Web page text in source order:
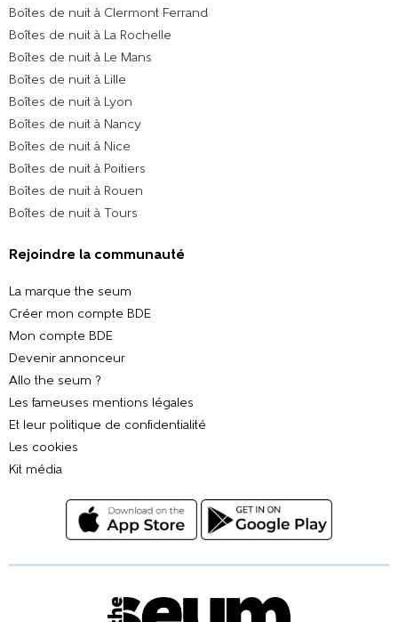
Boîtes de nuit à Clermont Ferrand
Boîtes de nuit à La Rochelle
Boîtes de nuit à Le Mans
Boîtes de nuit à Lille
Boîtes de nuit à Lyon
Boîtes de nuit à Nancy
Boîtes de nuit à Nice
Boîtes de nuit à Poitiers
Boîtes de nuit à Rouen
Boîtes de nuit à Tours
Rejoindre la communauté
La marque the seum
Créer mon compte BDE
Mon compte BDE
Devenir annonceur
Allo the seum ?
Les fameuses mentions légales
Et leur politique de confidentialité
Les cookies
Kit média